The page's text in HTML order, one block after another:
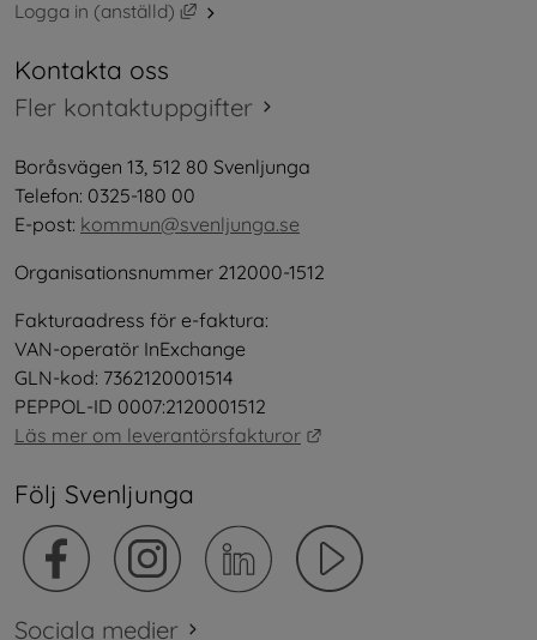
Logga in (anställd)
Länk till annan webbplats, öppnas i nytt
Kontakta oss
Fler kontaktuppgifter
Boråsvägen 13, 512 80 Svenljunga
Telefon: 0325-180 00
E-post: kommun@svenljunga.se
Organisationsnummer 212000-1512
Fakturaadress för e-faktura:
VAN-operatör InExchange
GLN-kod: 7362120001514
PEPPOL-ID 0007:2120001512
Läs mer om leverantörsfakturor
Följ Svenljunga
Sociala medier